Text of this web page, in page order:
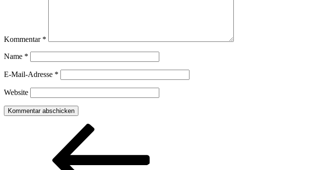
Kommentar *
Name *
E-Mail-Adresse *
Website
Beitragsnavigation